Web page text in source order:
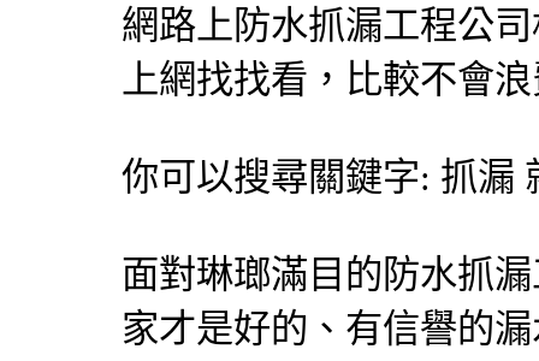
網路上防水抓漏工程公
上網找找看，比較不會
你可以搜尋關鍵字: 抓漏
面對琳瑯滿目的防水抓
家才是好的、有信譽的